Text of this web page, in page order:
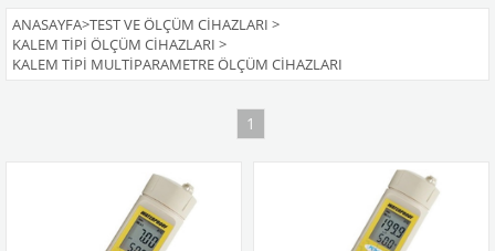
ANASAYFA>TEST VE ÖLÇÜM CIHAZLARI >
KALEM TIPI ÖLÇÜM CIHAZLARI >
KALEM TIPI MULTIPARAMETRE ÖLÇÜM CIHAZLARI
1